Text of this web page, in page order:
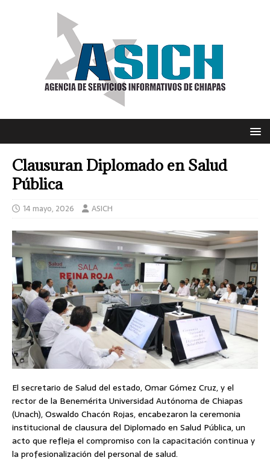
Clausuran Diplomado en Salud
Pública
14 mayo, 2026 ASICH
El secretario de Salud del estado, Omar Gómez Cruz, y el
rector de la Benemérita Universidad Autónoma de Chiapas
(Unach), Oswaldo Chacón Rojas, encabezaron la ceremonia
institucional de clausura del Diplomado en Salud Pública, un
acto que refleja el compromiso con la capacitación continua y
la profesionalización del personal de salud.